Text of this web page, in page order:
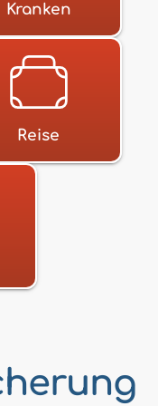
Kranken
Reise